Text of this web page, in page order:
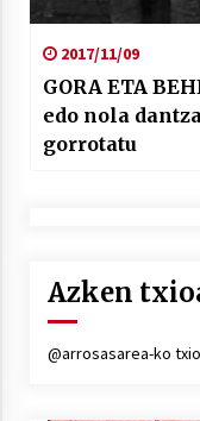
2017/11/09
GORA ETA
edo nola
gorrotatu
Azken
@arrosasarea-ko